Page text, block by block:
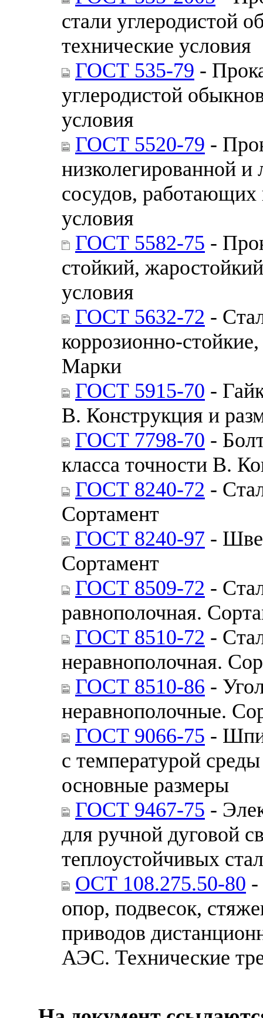
стали углеродистой
технические условия
ГОСТ 535-79 -
углеродистой
условия
ГОСТ 5520-79 -
низколегированной и
сосудов, работающих
условия
ГОСТ 5582-75 -
стойкий,
условия
ГОСТ 5632-72 -
коррозионно-
Марки
ГОСТ 5915-70 -
В. Конструкция и
ГОСТ 7798-70 -
класса точности В.
ГОСТ 8240-72 -
Сортамент
ГОСТ 8240-97 -
Сортамент
ГОСТ 8509-72 -
равнополочная.
ГОСТ 8510-72 -
неравнополочная.
ГОСТ 8510-86 -
неравнополочные.
ГОСТ 9066-75 -
с температурой
основные размеры
ГОСТ 9467-75 -
для ручной дуговой
теплоустойчивых
ОСТ 108.275.50-80 -
опор, подвесок,
приводов
АЭС. Технические